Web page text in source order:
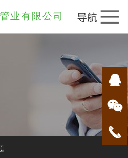
业有限公司